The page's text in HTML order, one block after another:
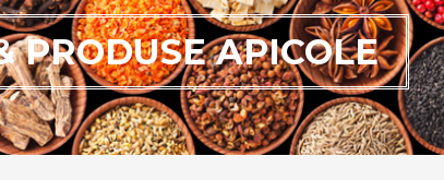
PRODUSE APICOLE